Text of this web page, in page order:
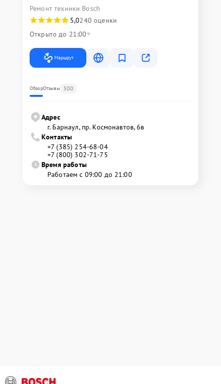
Ремонт техники Bosch
5,0240 оценки
Открыто до 21:00
Маршрут
ОбзорОтзывы 300
Адрес
г. Барнаул, ​пр. Космонавтов, 6в
Контакты
+7 (385) 254-68-04
+7 (800) 302-71-75
Время работы
Работаем с 09:00 до 21:00